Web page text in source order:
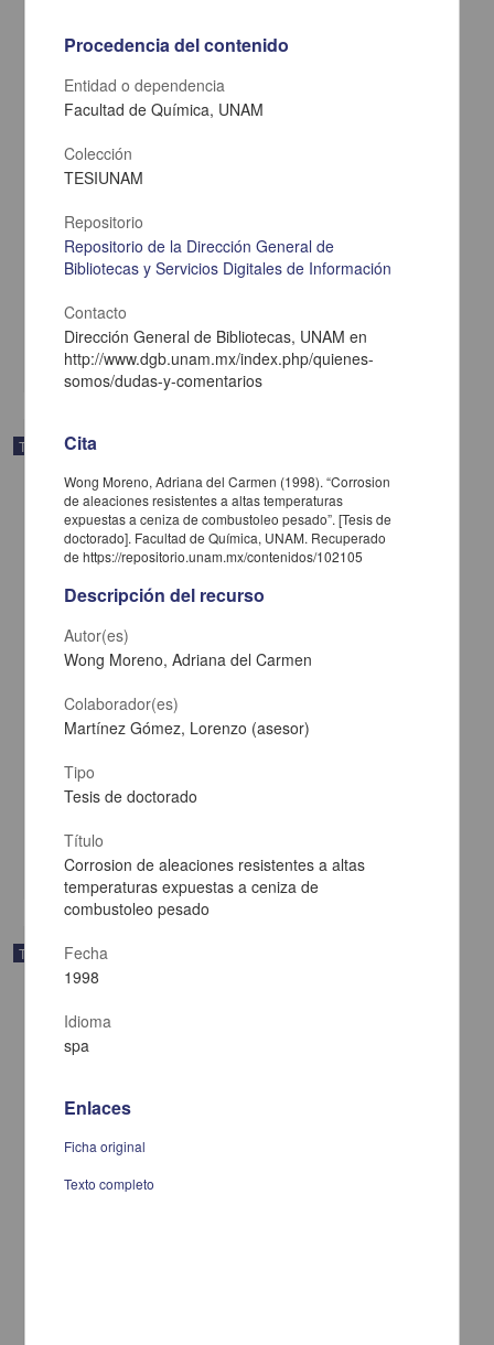
Los dialogos del Calepino de Motul: exploraciones en la
historiografia de la otredad
Artes y Humanidades
Trabajo de grado
El municipio mexicano en el umbral del siglo XXI
García Jimenez, Juan Antonio
Ciencias Sociales y Económicas
Trabajo de grado
Procedencia del contenido
Entidad o dependencia
Facultad de Química, UNAM
Colección
TESIUNAM
Repositorio
Repositorio de la Dirección General de
Bibliotecas y Servicios Digitales de Información
Contacto
Dirección General de Bibliotecas, UNAM en
http://www.dgb.unam.mx/index.php/quienes-
somos/dudas-y-comentarios
Cita
Wong Moreno, Adriana del Carmen (1998). “Corrosion
de aleaciones resistentes a altas temperaturas
expuestas a ceniza de combustoleo pesado”. [Tesis de
doctorado]. Facultad de Química, UNAM. Recuperado
de https://repositorio.unam.mx/contenidos/102105
Descripción del recurso
Autor(es)
Wong Moreno, Adriana del Carmen
Colaborador(es)
Martínez Gómez, Lorenzo (asesor)
Tipo
Tesis de doctorado
Título
Corrosion de aleaciones resistentes a altas
temperaturas expuestas a ceniza de
combustoleo pesado
Fecha
1998
Idioma
spa
Enlaces
Ficha original
Texto completo